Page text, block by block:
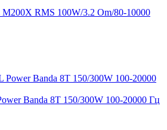
M200X RMS 100W/3.2 Om/80-10000
Banda 8T 150/300W 100-20000 Гц